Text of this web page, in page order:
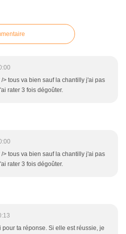
> tous va bien sauf la chantilly j'ai pas
rater 3 fois dégoûter.
> tous va bien sauf la chantilly j'ai pas
rater 3 fois dégoûter.
pour ta réponse. Si elle est réussie, je